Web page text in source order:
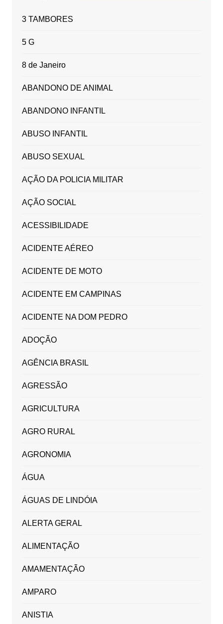
3 TAMBORES
5 G
8 de Janeiro
ABANDONO DE ANIMAL
ABANDONO INFANTIL
ABUSO INFANTIL
ABUSO SEXUAL
AÇÃO DA POLICIA MILITAR
AÇÃO SOCIAL
ACESSIBILIDADE
ACIDENTE AÉREO
ACIDENTE DE MOTO
ACIDENTE EM CAMPINAS
ACIDENTE NA DOM PEDRO
ADOÇÃO
AGÊNCIA BRASIL
AGRESSÃO
AGRICULTURA
AGRO RURAL
AGRONOMIA
ÁGUA
ÁGUAS DE LINDÓIA
ALERTA GERAL
ALIMENTAÇÃO
AMAMENTAÇÃO
AMPARO
ANISTIA